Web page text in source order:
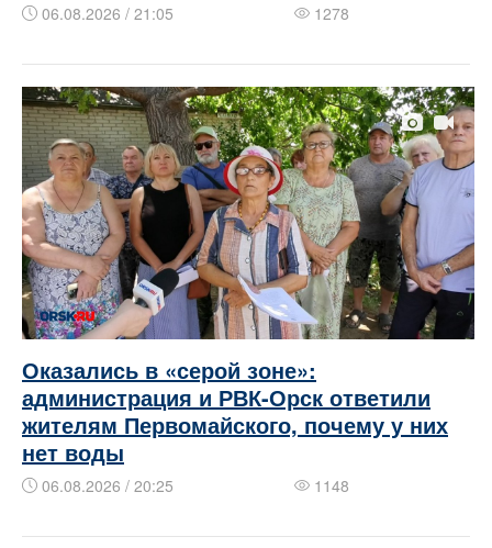
06.08.2026 / 21:05 1278
Оказались в «серой зоне»:
администрация и РВК-Орск ответили
жителям Первомайского, почему у них
нет воды
06.08.2026 / 20:25 1148